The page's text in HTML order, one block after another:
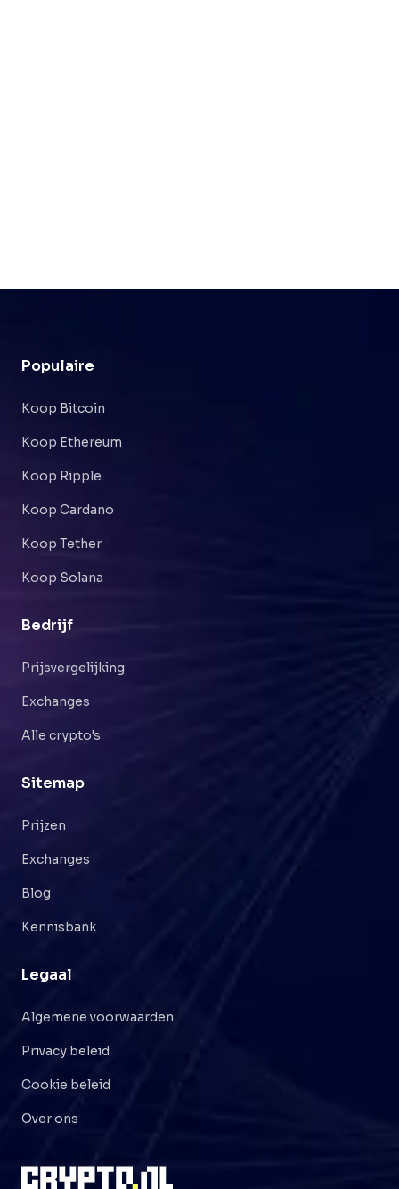
Populaire
Koop Bitcoin
Koop Ethereum
Koop Ripple
Koop Cardano
Koop Tether
Koop Solana
Bedrijf
Prijsvergelijking
Exchanges
Alle crypto's
Sitemap
Prijzen
Exchanges
Blog
Kennisbank
Legaal
Algemene voorwaarden
Privacy beleid
Cookie beleid
Over ons